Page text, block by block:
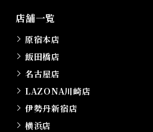
店舗一覧
原宿本店
飯田橋店
名古屋店
LAZONA川崎店
伊勢丹新宿店
横浜店